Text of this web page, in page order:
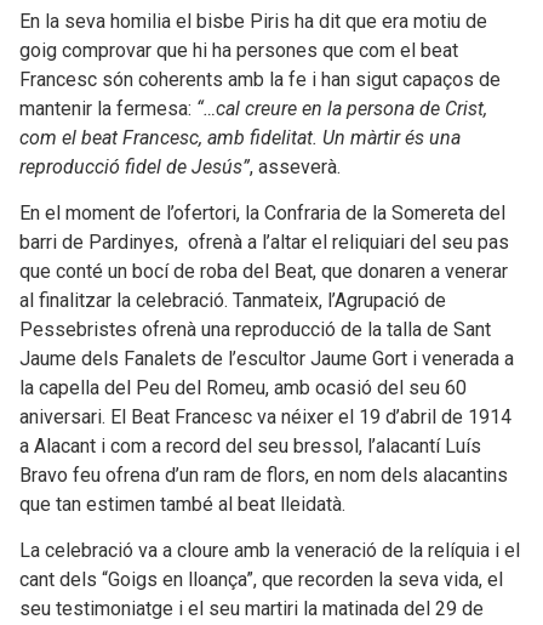
En la seva homilia el bisbe Piris ha dit que era motiu de
goig comprovar que hi ha persones que com el beat
Francesc són coherents amb la fe i han sigut capaços de
mantenir la fermesa: “…cal creure en la persona de Crist,
com el beat Francesc, amb fidelitat. Un màrtir és una
reproducció fidel de Jesús”, asseverà.
En el moment de l’ofertori, la Confraria de la Somereta del
barri de Pardinyes, ofrenà a l’altar el reliquiari del seu pas
que conté un bocí de roba del Beat, que donaren a venerar
al finalitzar la celebració. Tanmateix, l’Agrupació de
Pessebristes ofrenà una reproducció de la talla de Sant
Jaume dels Fanalets de l’escultor Jaume Gort i venerada a
la capella del Peu del Romeu, amb ocasió del seu 60
aniversari. El Beat Francesc va néixer el 19 d’abril de 1914
a Alacant i com a record del seu bressol, l’alacantí Luís
Bravo feu ofrena d’un ram de flors, en nom dels alacantins
que tan estimen també al beat lleidatà.
La celebració va a cloure amb la veneració de la relíquia i el
cant dels “Goigs en lloança”, que recorden la seva vida, el
seu testimoniatge i el seu martiri la matinada del 29 de